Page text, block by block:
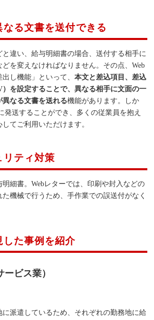
る文書を送付できる
違い、給与明細書の場合、送付する相手に
を変えなければなりません。その点、Web
出し機能」といって、本文と差込項目、差込
）を設定することで、異なる相手に文面の一
異なる文書を送れる機能があります。しか
発送することができ、多くの従業員を抱え
てご利用いただけます。
リティ対策
細書。Webレターでは、印刷や封入などの
機械で行うため、手作業での誤送付がなく
た事例を紹介
ビス業）
派遣しているため、それぞれの勤務地に給